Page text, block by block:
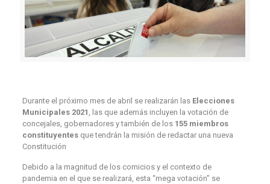
Durante el próximo mes de abril se realizarán las Elecciones
Municipales 2021
, las que además incluyen la votación de
concejales, gobernadores y también de los155 miembros
constituyentesque tendrán la misión de redactar una nueva
Constitución
Debido a la magnitud de los comicios y el contexto de
pandemia en el que se realizará, esta “mega votación” se